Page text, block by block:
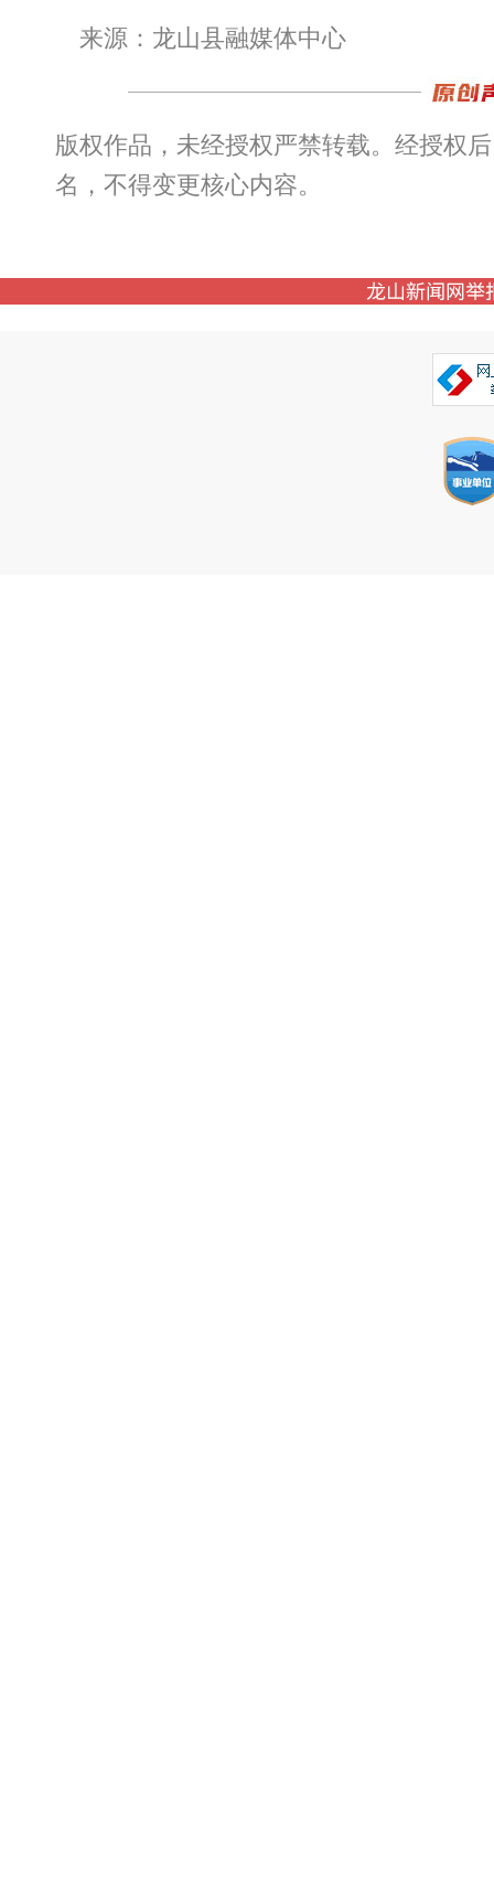
来源：龙山县融媒体中心
版权作品，未经授权严禁转载。经授权
名，不得变更核心内容。